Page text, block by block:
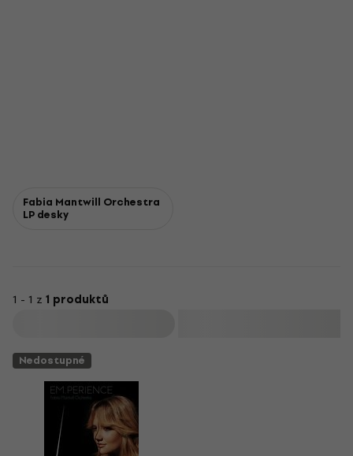
Fabia Mantwill Orchestra
LP desky
1 - 1 z 1 produktů
Nedostupné